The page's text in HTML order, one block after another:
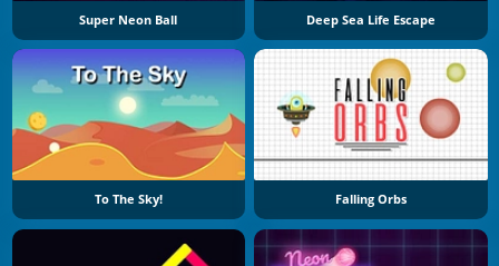
Super Neon Ball Deep Sea Life Escape
To The Sky! Falling Orbs